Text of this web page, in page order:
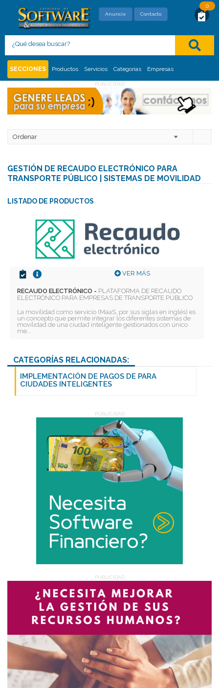
Con este formato usted está solicitando,
directamente al proveedor, mayor información
Al enviar este formulario aceptas nuestra
política de tratamiento datos personales.
Anuncie Contacto
0
SECCIONES Productos Servicios Categorias Empresas
Inicio Sector Gobierno | Público | Oficial (Software)
Gestión de Recaudo Electrónico para Transporte Público
PUBLICIDAD
GESTIÓN DE RECAUDO ELECTRÓNICO PARA
TRANSPORTE PÚBLICO | SISTEMAS DE MOVILIDAD
LISTADO DE PRODUCTOS
VER MÁS
RECAUDO ELECTRÓNICO - PLATAFORMA DE RECAUDO
ELECTRÓNICO PARA EMPRESAS DE TRANSPORTE PÚBLICO
La movilidad como servicio (MaaS, por sus siglas en inglés) es
un concepto que permite integrar los diferentes sistemas de
movilidad de una ciudad inteligente gestionados con único
me...
CATEGORÍAS RELACIONADAS:
IMPLEMENTACIÓN DE PAGOS DE PARA
CIUDADES INTELIGENTES
PUBLICIDAD
PUBLICIDAD